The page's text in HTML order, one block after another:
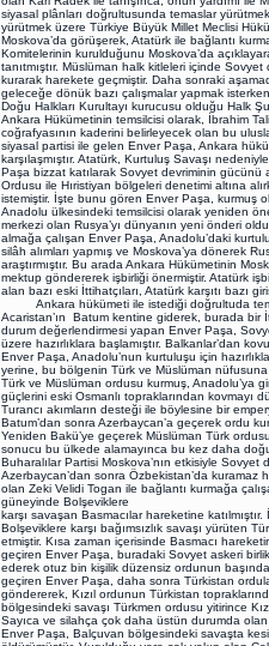
siyasal plânları doğrultusunda temaslar
yürütmek üzere Türkiye Büyük Millet Meclisi
Moskova’da görüşerek, Atatürk ile bağlantı
Komitelerinin kurulduğunu Moskova’da
tanıtmıştır. Müslüman halk kitleleri içinde
kurarak harekete geçmiştir. Daha sonraki
geleceğe dönük bazı çalışmalar yapmak
Doğu Halkları Kurultayı kurucusu olduğu Halk
Ankara Hükümetinin temsilcisi olarak, İbrahim
coğrafyasının kaderini belirleyecek olan bu
siyasal partisi ile gelen Enver Paşa, Ankara
karşılaşmıştır. Atatürk, Kurtuluş Savaşı
Paşa bizzat katılarak Sovyet devriminin gücünü
Ordusu ile Hıristiyan bölgeleri denetimi altına
istemiştir. İşte bunu gören Enver Paşa, kurmuş
Anadolu ülkesindeki temsilcisi olarak yeniden
merkezi olan Rusya’yı dünyanın yeni önderi
almağa çalışan Enver Paşa, Anadolu’daki
silâh alımları yapmış ve Moskova’ya dönerek
araştırmıştır. Bu arada Ankara Hükümetinin
mektup göndererek işbirliği önermiştir. Atatürk
alan bazı eski İttihatçıları, Atatürk karşıtı bazı
Ankara hükümeti ile istediği doğrultuda
Acaristan’ın Batum kentine giderek, burada bir
durum değerlendirmesi yapan Enver Paşa,
üzere hazırlıklara başlamıştır. Balkanlar’dan
Enver Paşa, Anadolu’nun kurtuluşu için
yerine, bu bölgenin Türk ve Müslüman
Türk ve Müslüman ordusu kurmuş, Anadolu’ya
güçlerini eski Osmanlı topraklarından kovmayı
Turancı akımların desteği ile böylesine bir
Batum’dan sonra Azerbaycan’a geçerek ordu
Yeniden Bakü’ye geçerek Müslüman Türk
sonucu bu ülkede alamayınca bu kez daha
Buharalılar Partisi Moskova’nın etkisiyle
Azerbaycan’dan sonra Özbekistan’da kuramaz
olan Zeki Velidi Togan ile bağlantı kurmağa
güneyinde Bolşeviklere
karşı savaşan Basmacılar hareketine
Bolşeviklere karşı bağımsızlık savaşı yürüten
etmiştir. Kısa zaman içerisinde Basmacı
geçiren Enver Paşa, buradaki Sovyet askeri
ederek otuz bin kişilik düzensiz ordunun başında
geçiren Enver Paşa, daha sonra Türkistan
göndererek, Kızıl ordunun Türkistan
bölgesindeki savaşı Türkmen ordusu yitirince
Sayıca ve silahça çok daha üstün durumda
Enver Paşa, Balçuvan bölgesindeki savaşta